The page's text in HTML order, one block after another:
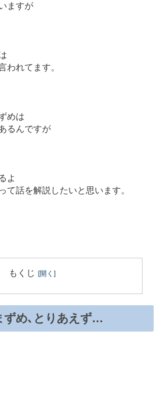
ますが
われてます。
めは
るんですが
よ
て話を解説したいと思います。
もくじ
ずめ､とりあえず…